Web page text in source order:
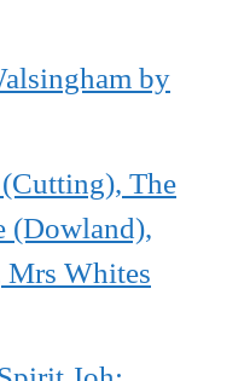
by
The
(Dowland),
Mrs Whites